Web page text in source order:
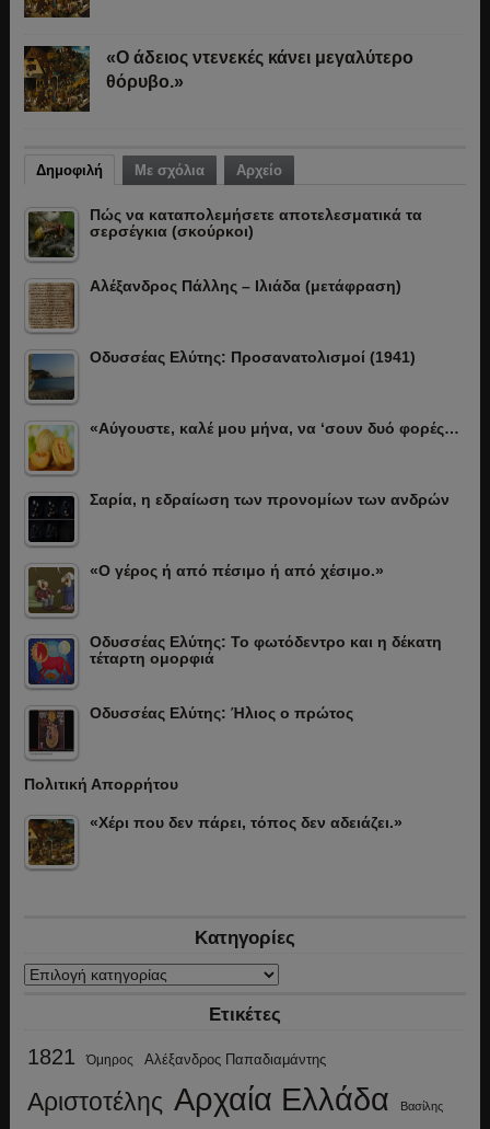
«Ο άδειος ντενεκές κάνει μεγαλύτερο
θόρυβο.»
Δημοφιλή Με σχόλια Αρχείο
Πώς να καταπολεμήσετε αποτελεσματικά τα
σερσέγκια (σκούρκοι)
Αλέξανδρος Πάλλης – Ιλιάδα (μετάφραση)
Οδυσσέας Ελύτης: Προσανατολισμοί (1941)
«Αύγουστε, καλέ μου μήνα, να ‘σουν δυό φορές…
Σαρία, η εδραίωση των προνομίων των ανδρών
«Ο γέρος ή από πέσιμο ή από χέσιμο.»
Οδυσσέας Ελύτης: Το φωτόδεντρο και η δέκατη
τέταρτη ομορφιά
Οδυσσέας Ελύτης: Ήλιος ο πρώτος
Πολιτική Απορρήτου
«Χέρι που δεν πάρει, τόπος δεν αδειάζει.»
Κατηγορίες
Κατηγορίες
Ετικέτες
1821 Όμηρος Αλέξανδρος Παπαδιαμάντης
Αριστοτέλης Αρχαία Ελλάδα Βασίλης